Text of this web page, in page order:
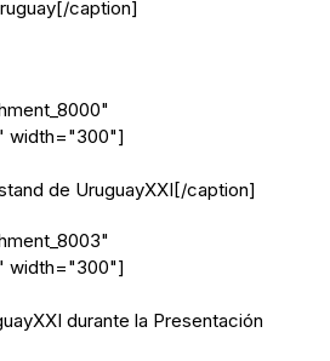
caption]
width="300"]
de UruguayXXI[/caption]
width="300"]
durante la Presentación